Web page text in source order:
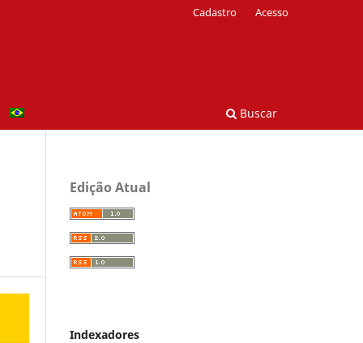
Buscar
Cadastro Acesso
Edição Atual
Indexadores